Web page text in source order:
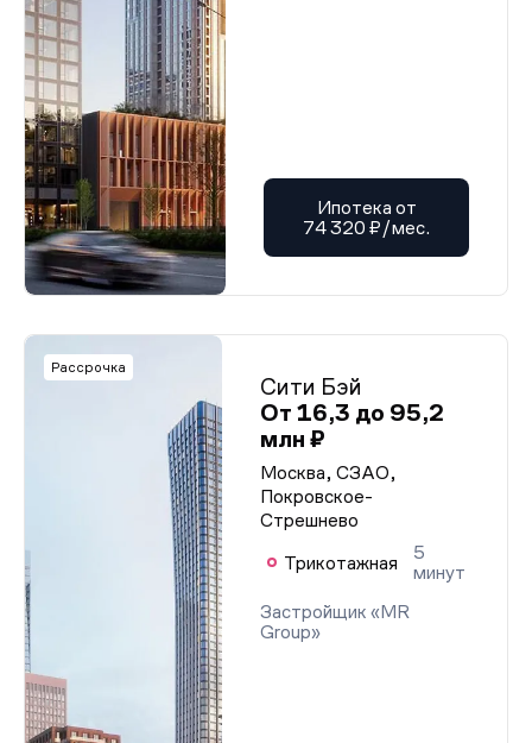
Ипотека от
74 320 ₽/мес.
Рассрочка
Сити Бэй
От 16,3 до 95,2
млн ₽
Москва, СЗАО,
Покровское-
Стрешнево
Трикотажная
5
минут
Застройщик «MR
Group»